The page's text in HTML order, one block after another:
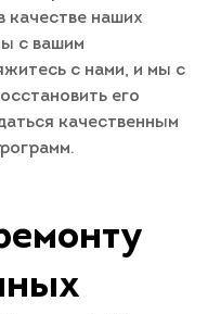
качестве наших
с вашим
с нами, и мы с
его
качественным